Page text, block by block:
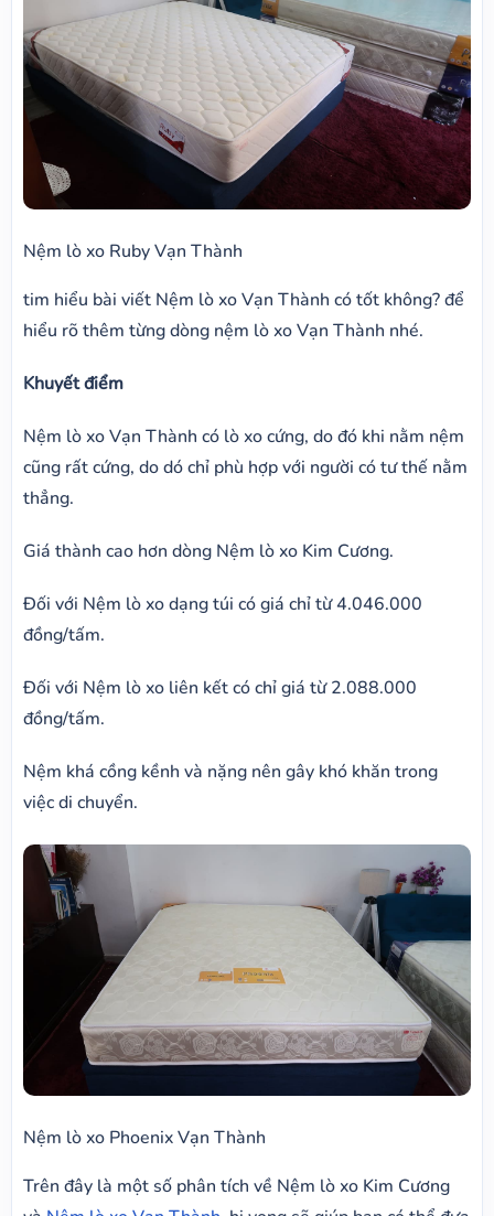
Nệm lò xo Ruby Vạn Thành
tim hiểu bài viết Nệm lò xo Vạn Thành có tốt không? để
hiểu rõ thêm từng dòng nệm lò xo Vạn Thành nhé.
Khuyết điểm
Nệm lò xo Vạn Thành có lò xo cứng, do đó khi nằm nệm
cũng rất cứng, do dó chỉ phù hợp với người có tư thế nằm
thẳng.
Giá thành cao hơn dòng Nệm lò xo Kim Cương.
Đối với Nệm lò xo dạng túi có giá chỉ từ 4.046.000
đồng/tấm.
Đối với Nệm lò xo liên kết có chỉ giá từ 2.088.000
đồng/tấm.
Nệm khá cồng kềnh và nặng nên gây khó khăn trong
việc di chuyển.
Nệm lò xo Phoenix Vạn Thành
Trên đây là một số phân tích về Nệm lò xo Kim Cương